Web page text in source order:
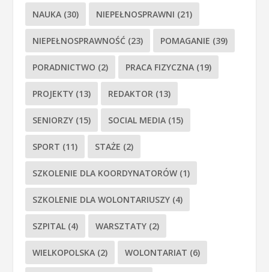
NAUKA (30) NIEPEŁNOSPRAWNI (21)
NIEPEŁNOSPRAWNOŚĆ (23) POMAGANIE (39)
PORADNICTWO (2) PRACA FIZYCZNA (19)
PROJEKTY (13) REDAKTOR (13)
SENIORZY (15) SOCIAL MEDIA (15)
SPORT (11) STAŻE (2)
SZKOLENIE DLA KOORDYNATORÓW (1)
SZKOLENIE DLA WOLONTARIUSZY (4)
SZPITAL (4) WARSZTATY (2)
WIELKOPOLSKA (2) WOLONTARIAT (6)